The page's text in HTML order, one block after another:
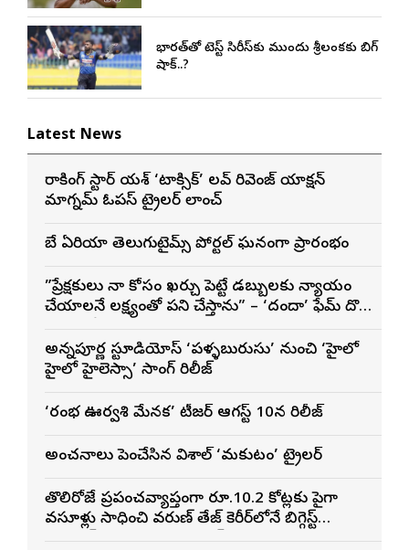
భారత్‌తో టెస్ట్ సిరీస్‌కు ముందు శ్రీలంకకు బిగ్
షాక్..?
Latest News
రాకింగ్ స్టార్ యశ్ ‘టాక్సిక్’ లవ్ రివెంజ్ యాక్షన్
మాగ్నమ్ ఓపస్‌ ట్రైలర్ లాంచ్
బే ఏరియా తెలుగుటైమ్స్ పోర్టల్ ఘనంగా ప్రారంభం
”ప్రేక్షకులు నా కోసం ఖర్చు పెట్టే డబ్బులకు న్యాయం
చేయాలనే లక్ష్యంతో పని చేస్తాను” – ‘దందా’ ఫేమ్ దొర
అన్నపూర్ణ స్టూడియోస్ ‘పళ్ళబురుసు’ నుంచి ‘హైలో
హైలో హైలెస్సా’ సాంగ్ రిలీజ్
‘రంభ ఊర్వశి మేనక’ టీజర్ ఆగస్ట్ 10న రిలీజ్
అంచనాలు పెంచేసిన విశాల్ ‘మకుటం’ ట్రైలర్
తొలిరోజే ప్రపంచవ్యాప్తంగా రూ.10.2 కోట్లకు పైగా
వసూళ్లు సాధించి వరుణ్ తేజ్ కెరీర్‌లోనే బిగ్గెస్ట్